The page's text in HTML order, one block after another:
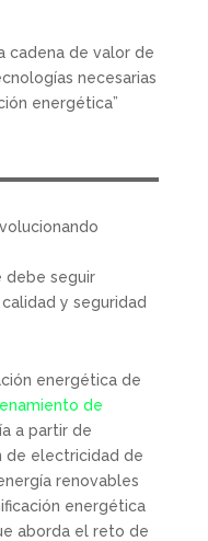
cadena de valor de
necesarias
energética”
debe seguir
y seguridad
energética de
de
a partir de
de electricidad de
renovables
energética
aborda el reto de